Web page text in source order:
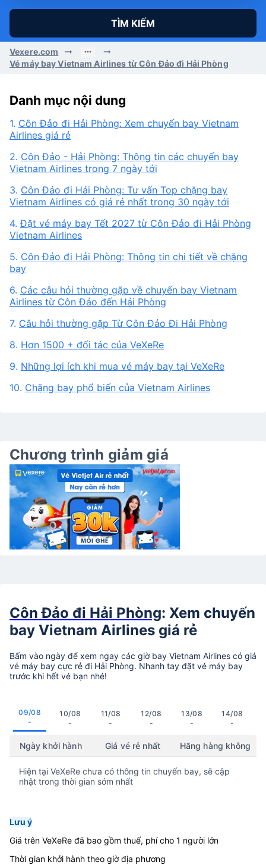
TÌM KIẾM
Vexere.com
Vé máy bay Vietnam Airlines từ Côn Đảo đi Hải Phòng
Danh mục nội dung
1. Côn Đảo đi Hải Phòng: Xem chuyến bay Vietnam
Airlines giá rẻ
2. Côn Đảo - Hải Phòng: Thông tin các chuyến bay
Vietnam Airlines trong 7 ngày tới
3. Côn Đảo đi Hải Phòng: Tư vấn Top chặng bay
Vietnam Airlines có giá rẻ nhất trong 30 ngày tới
4.Đặt vé máy bay Tết 2027 từ Côn Đảo đi Hải Phòng
Vietnam Airlines
5. Côn Đảo đi Hải Phòng: Thông tin chi tiết về chặng
bay
6. Các câu hỏi thường gặp về chuyến bay Vietnam
Airlines từ Côn Đảo đến Hải Phòng
7. Câu hỏi thường gặp Từ Côn Đảo Đi Hải Phòng
8. Hơn 1500 + đối tác của VeXeRe
9. Những lợi ích khi mua vé máy bay tại VeXeRe
10. Chặng bay phổ biến của Vietnam Airlines
Chương trình giảm giá
Côn Đảo đi Hải Phòng: Xem chuyến
bay Vietnam Airlines giá rẻ
Bấm vào ngày để xem ngay các giờ bay Vietnam Airlines có giá
vé máy bay cực rẻ đi Hải Phòng. Nhanh tay đặt vé máy bay
trước khi hết vé bạn nhé!
09/08
-
10/08
-
11/08
-
12/08
-
13/08
-
14/08
-
Ngày khởi hành Giá vé rẻ nhất Hãng hàng không
Hiện tại VeXeRe chưa có thông tin chuyến bay, sẽ cập
nhật trong thời gian sớm nhất
Lưu ý
Giá trên VeXeRe đã bao gồm thuế, phí cho 1 người lớn
Thời gian khởi hành theo giờ địa phương